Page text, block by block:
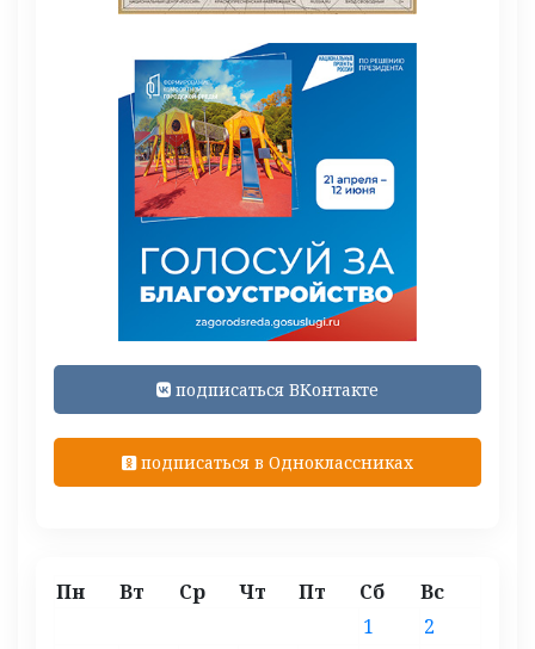
подписаться ВКонтакте
подписаться в Одноклассниках
Пн Вт Ср Чт Пт Сб Вс
1
2